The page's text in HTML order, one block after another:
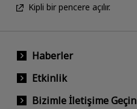
Kipli bir pencere açılır.
Haberler
Etkinlik
Bizimle İletişime Geçin